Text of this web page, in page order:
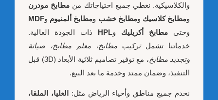
والكلاسيكية. نغطي جميع احتياجاتك من مطابخ مودرن
ومطابخ كلاسيك ومطابخ خشب ومطابخ ألمنيوم وMDF
وحتى مطابخ أكريليك وHPL ذات الجودة العالية.
خدماتنا تشملتركيب مطابخ، معلم مطابخ، صيانة
وتجديد مطابخ
، مع توفير تصاميم ثلاثية الأبعاد (3D) قبل
التنفيذ، وضمان ممتد وخدمة ما بعد البيع.
نخدم جميع مناطق وأحياء الرياض مثل:
العليا، الملقا،